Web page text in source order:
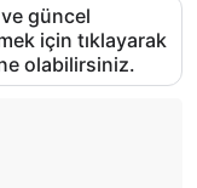
güncel
için tıklayarak
olabilirsiniz.